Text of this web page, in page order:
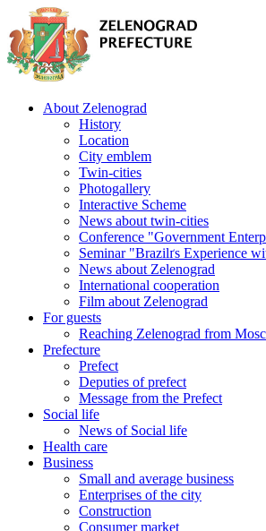
About Zelenograd
History
Location
City emblem
Twin-cities
Photogallery
Interactive Scheme
News about twin-cities
Conference "Government
Seminar "Brazilґs Experience
News about Zelenograd
International cooperation
Film about Zelenograd
For guests
Reaching Zelenograd from
Prefecture
Prefect
Deputies of prefect
Message from the Prefect
Social life
News of Social life
Health care
Business
Small and average business
Enterprises of the city
Construction
Consumer market